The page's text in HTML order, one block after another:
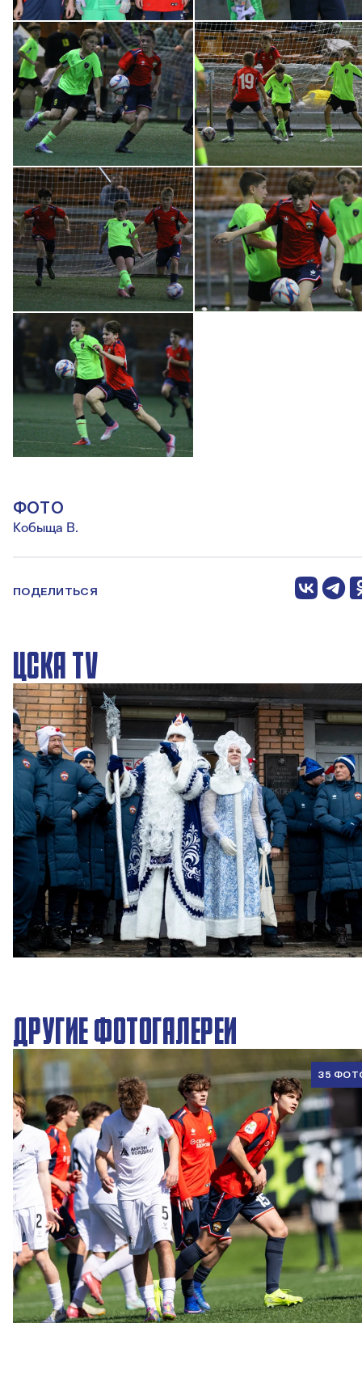
ФОТО
Кобыща В.
ПОДЕЛИТЬСЯ
ЦСКА TV
Новогодний праздник в Академии ПФК ЦСКА
27 ДЕКАБРЯ 2025 09:00
ДРУГИЕ ФОТОГАЛЕРЕИ
35
ЮФЛ U17 | ПФК ЦСКА - Акрон - Академия Коноплёва
26 АПРЕЛЯ 2026 18:11